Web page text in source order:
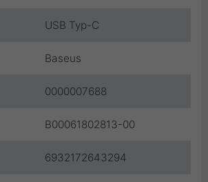
USB Typ-C
Baseus
0000007688
B00061802813-00
6932172643294